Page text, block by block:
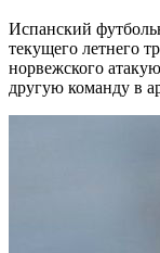
Испанский
текущего летнего
норвежского
другую команду в